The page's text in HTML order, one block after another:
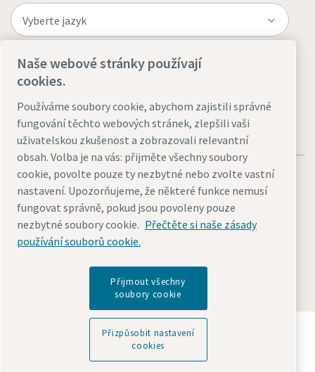
Navštivte web
Právní upozornění a oznámení o ochraně osobních údajů
Přizpůsobit nastavení cookies
© 2026 Atlas Copco AB
Objevte, jak skupina Atlas Copco Group podporuje
technologie, které tvoří budoucnost.
Navštivte webové stránky Atlas Copco Group
Naše webové stránky používají
cookies.
Používáme soubory cookie, abychom zajistili správné
fungování těchto webových stránek, zlepšili vaši
uživatelskou zkušenost a zobrazovali relevantní
obsah. Volba je na vás: přijměte všechny soubory
cookie, povolte pouze ty nezbytné nebo zvolte vastní
nastavení. Upozorňujeme, že některé funkce nemusí
fungovat správně, pokud jsou povoleny pouze
nezbytné soubory cookie. Přečtěte si naše zásady
používání souborů cookie.
Přijmout všechny
soubory cookie
Přizpůsobit nastavení
cookies